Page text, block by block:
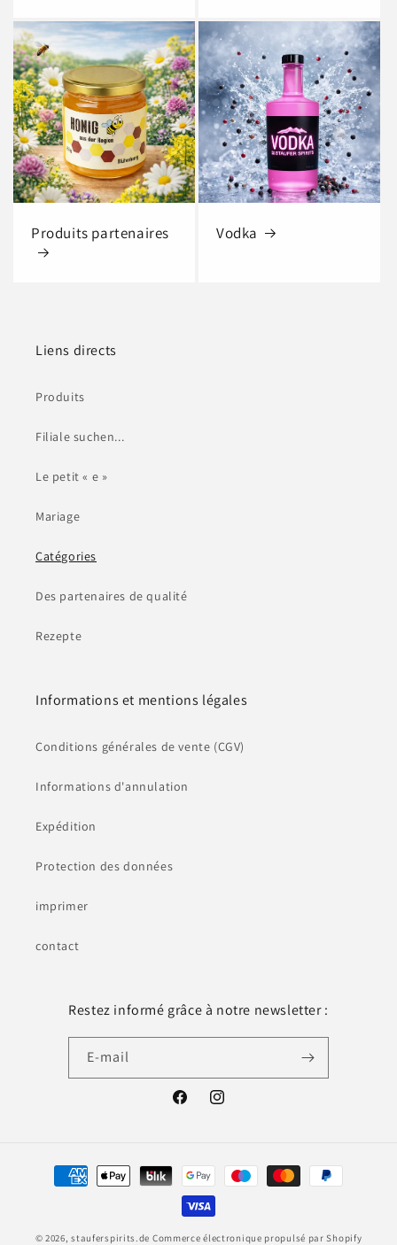
Produits partenaires Vodka
Liens directs
Produits
Filiale suchen...
Le petit « e »
Mariage
Catégories
Des partenaires de qualité
Rezepte
Informations et mentions légales
Conditions générales de vente (CGV)
Informations d'annulation
Expédition
Protection des données
imprimer
contact
Restez informé grâce à notre newsletter :
E-mail
FacebookInstagram
Moyens
© 2026,stauferspirits.de Commerce électronique propulsé par Shopify